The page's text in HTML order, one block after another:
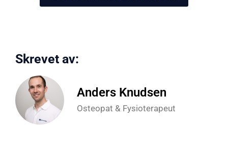
Skrevet av:
Anders Knudsen
Osteopat & Fysioterapeut